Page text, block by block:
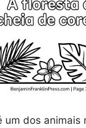
um dos animais